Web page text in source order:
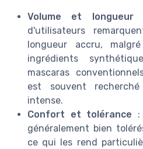
Volume et longueur
d'utilisateurs
longueur accru,
ingrédients
mascaras
est souvent
intense.
Confort et tolérance :
généralement bien
ce qui les rend